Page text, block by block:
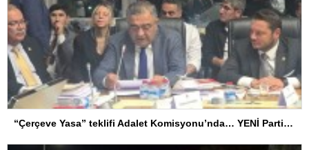
“Çerçeve Yasa” teklifi Adalet Komisyonu’nda… YENİ Partili Tanrıkulu: Bir insana ‘Silahını bırak, ülkene dön, siyasal ve toplumsal hayata katıl’ diyorsanız, o insan kapıdan içeri girdiğinde başına ne geleceğini bilmelidir